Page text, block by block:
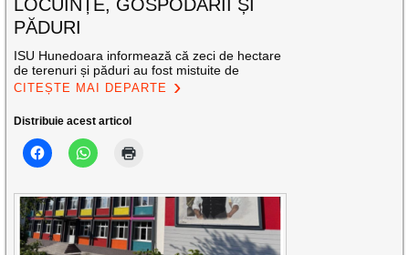
LOCUINȚE, GOSPODĂRII ȘI
PĂDURI
ISU Hunedoara informează că zeci de hectare
de terenuri și păduri au fost mistuite de
CITEȘTE MAI DEPARTE
Distribuie acest articol